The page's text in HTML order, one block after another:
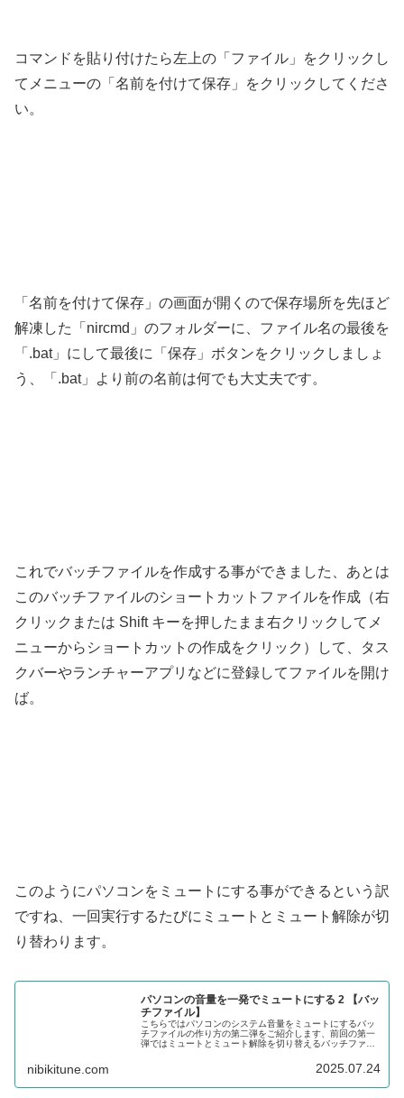
コマンドを貼り付けたら左上の「ファイル」をクリックし
てメニューの「名前を付けて保存」をクリックしてくださ
い。
「名前を付けて保存」の画面が開くので保存場所を先ほど
解凍した「nircmd」のフォルダーに、ファイル名の最後を
「.bat」にして最後に「保存」ボタンをクリックしましょ
う、「.bat」より前の名前は何でも大丈夫です。
これでバッチファイルを作成する事ができました、あとは
このバッチファイルのショートカットファイルを作成（右
クリックまたは Shift キーを押したまま右クリックしてメ
ニューからショートカットの作成をクリック）して、タス
クバーやランチャーアプリなどに登録してファイルを開け
ば。
このようにパソコンをミュートにする事ができるという訳
ですね、一回実行するたびにミュートとミュート解除が切
り替わります。
パソコンの音量を一発でミュートにする 2 【バッ
チファイル】
こちらではパソコンのシステム音量をミュートにするバッ
チファイルの作り方の第二弾をご紹介します、前回の第一
弾ではミュートとミュート解除を切り替えるバッチファイ
nibikitune.com 2025.07.24